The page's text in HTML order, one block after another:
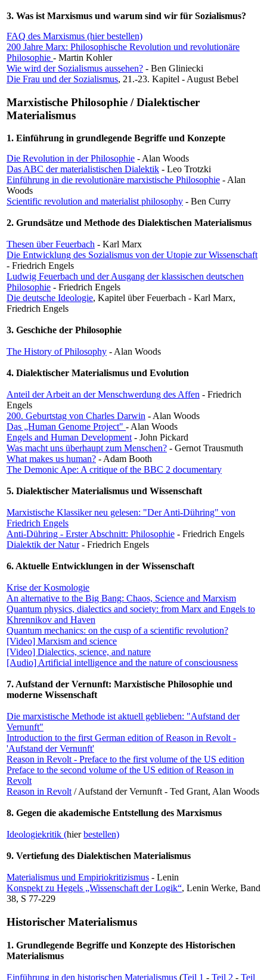
3. Was ist Marxismus und warum sind wir für Sozialismus?
FAQ des Marxismus (hier bestellen)
200 Jahre Marx: Philosophische Revolution und revolutionäre
Philosophie - Martin Kohler
Wie wird der Sozialismus aussehen? - Ben Gliniecki
Die Frau und der Sozialismus, 21.-23. Kapitel - August Bebel
Marxistische Philosophie / Dialektischer
Materialismus
1. Einführung in grundlegende Begriffe und Konzepte
Die Revolution in der Philosophie - Alan Woods
Das ABC der materialistischen Dialektik - Leo Trotzki
Einführung in die revolutionäre marxistische Philosophie - Alan
Woods
Scientific revolution and materialist philosophy - Ben Curry
2. Grundsätze und Methode des Dialektischen Materialismus
Thesen über Feuerbach - Karl Marx
Die Entwicklung des Sozialismus von der Utopie zur Wissenschaft
- Friedrich Engels
Ludwig Feuerbach und der Ausgang der klassischen deutschen
Philosophie - Friedrich Engels
Die deutsche Ideologie, Kapitel über Feuerbach - Karl Marx,
Friedrich Engels
3. Geschiche der Philosophie
The History of Philosophy - Alan Woods
4. Dialektischer Materialismus und Evolution
Anteil der Arbeit an der Menschwerdung des Affen - Friedrich
Engels
200. Geburtstag von Charles Darwin - Alan Woods
Das „Human Genome Project" - Alan Woods
Engels and Human Development- John Pickard
Was macht uns überhaupt zum Menschen? - Gernot Trausmuth
What makes us human? - Adam Booth
The Demonic Ape: A critique of the BBC 2 documentary
5. Dialektischer Materialismus und Wissenschaft
Marxistische Klassiker neu gelesen: "Der Anti-Dühring" von
Friedrich Engels
Anti-Dühring - Erster Abschnitt: Philosophie - Friedrich Engels
Dialektik der Natur- Friedrich Engels
6. Aktuelle Entwicklungen in der Wissenschaft
Krise der Kosmologie
An alternative to the Big Bang: Chaos, Science and Marxism
Quantum physics, dialectics and society: from Marx and Engels to
Khrennikov and Haven
Quantum mechanics: on the cusp of a scientific revolution?
[Video] Marxism and science
[Video] Dialectics, science, and nature
[Audio] Artificial intelligence and the nature of consciousness
7. Aufstand der Vernunft: Marxistische Philosophie und
moderne Wissenschaft
Die marxistische Methode ist aktuell geblieben: "Aufstand der
Vernunft"
Introduction to the first German edition of Reason in Revolt -
'Aufstand der Vernunft'
Reason in Revolt - Preface to the first volume of the US edition
Preface to the second volume of the US edition of Reason in
Revolt
Reason in Revolt/ Aufstand der Vernunft - Ted Grant, Alan Woods
8. Gegen die akademische Entstellung des Marxismus
Ideologiekritik (hierbestellen)
9. Vertiefung des Dialektischen Materialismus
Materialismus und Empiriokritizismus - Lenin
Konspekt zu Hegels „Wissenschaft der Logik“, Lenin Werke, Band
38, S 77-229
Historischer Materialismus
1. Grundlegende Begriffe und Konzepte des Historischen
Materialismus
Einführung in den historischen Materialismus (Teil 1 - Teil 2 - Teil